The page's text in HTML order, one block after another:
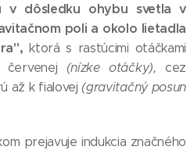
v dôsledku ohybu svetla v
poli a okolo lietadla
ktorá s rastúcimi otáčkami
(nízke otáčky), cez
až k fialovej (gravitačný posun
prejavuje indukcia značného